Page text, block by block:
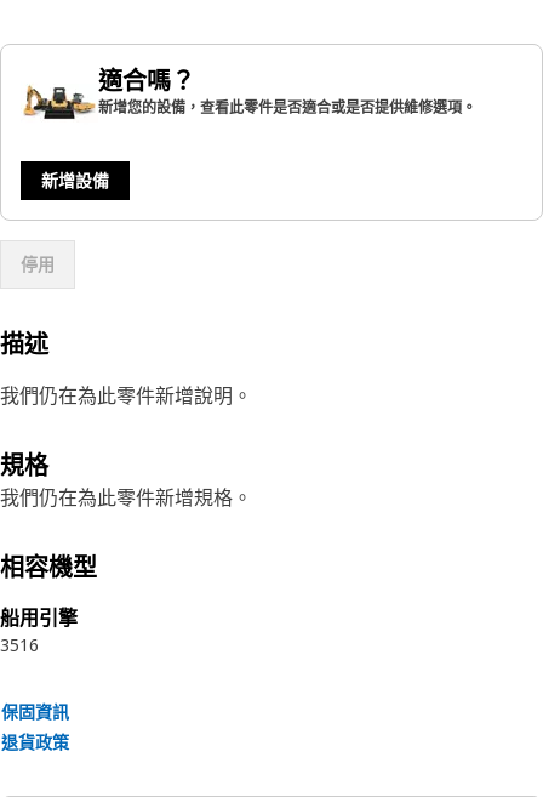
適合嗎？
新增您的設備，查看此零件是否適合或是否提供維修選項。
新增設備
停用
描述
我們仍在為此零件新增說明。
規格
我們仍在為此零件新增規格。
相容機型
船用引擎
3516
保固資訊
退貨政策